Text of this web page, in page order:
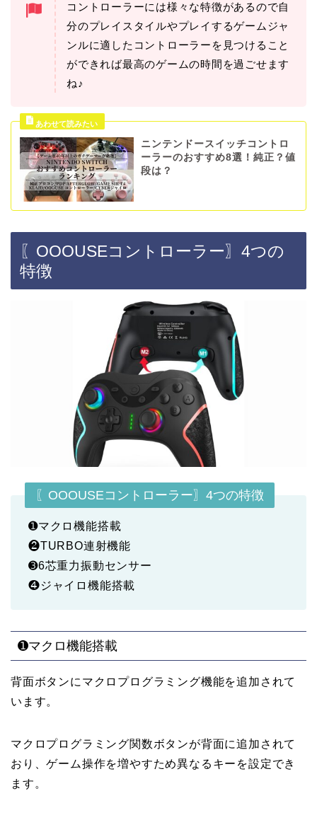
コントローラーには様々な特徴があるので自
分のプレイスタイルやプレイするゲームジャ
ンルに適したコントローラーを見つけること
ができれば最高のゲームの時間を過ごせます
ね♪
ニンテンドースイッチコントロ
ーラーのおすすめ8選！純正？値
段は？
〖OOOUSEコントローラー〗4つの
特徴
〖OOOUSEコントローラー〗4つの特徴
➊マクロ機能搭載
❷TURBO連射機能
➌6芯重力振動センサー
❹ジャイロ機能搭載
➊マクロ機能搭載
背面ボタンにマクロプログラミング機能を追加されて
います。
マクロプログラミング関数ボタンが背面に追加されて
おり、ゲーム操作を増やすため異なるキーを設定でき
ます。